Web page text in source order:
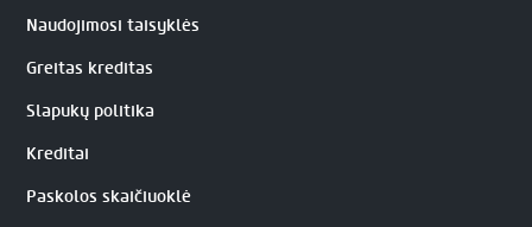
Naudojimosi taisyklės
Greitas kreditas
Slapukų politika
Kreditai
Paskolos skaičiuoklė